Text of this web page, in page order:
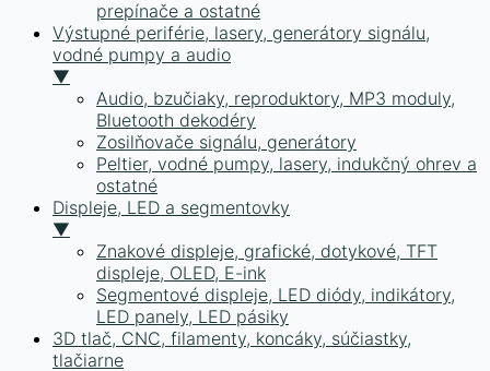
prepínače a ostatné
Výstupné periférie, lasery, generátory signálu,
vodné pumpy a audio
▼
Audio, bzučiaky, reproduktory, MP3 moduly,
Bluetooth dekodéry
Zosilňovače signálu, generátory
Peltier, vodné pumpy, lasery, indukčný ohrev a
ostatné
Displeje, LED a segmentovky
▼
Znakové displeje, grafické, dotykové, TFT
displeje, OLED, E-ink
Segmentové displeje, LED diódy, indikátory,
LED panely, LED pásiky
3D tlač, CNC, filamenty, koncáky, súčiastky,
tlačiarne